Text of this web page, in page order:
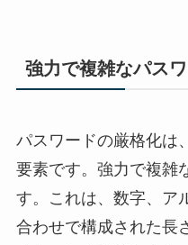
強力で複雑なパス
パスワードの厳格化は
要素です。強力で複雑
す。これは、数字、ア
合わせで構成された長